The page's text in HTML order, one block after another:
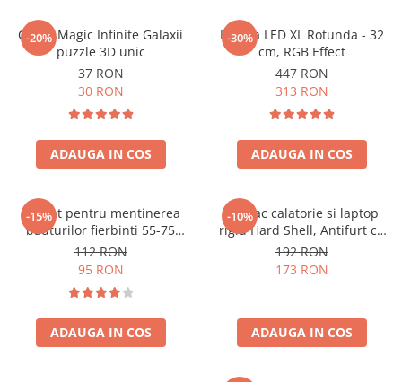
-20%
Cubul Magic Infinite Galaxii
puzzle 3D unic
37 RON
30 RON
ADAUGA IN COS
-30%
Lampa LED XL Rotunda - 32
cm, RGB Effect
447 RON
313 RON
ADAUGA IN COS
-15%
Aparat pentru mentinerea
bauturilor fierbinti 55-75
grade
112 RON
95 RON
ADAUGA IN COS
-10%
Rucsac calatorie si laptop
rigid Hard Shell, Antifurt cu
port USB, Waterproof,
44x30x17 cm,
192 RON
173 RON
ADAUGA IN COS